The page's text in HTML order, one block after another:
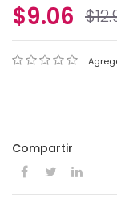
$9.06
Compartir